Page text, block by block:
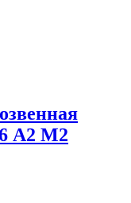
А2 М2